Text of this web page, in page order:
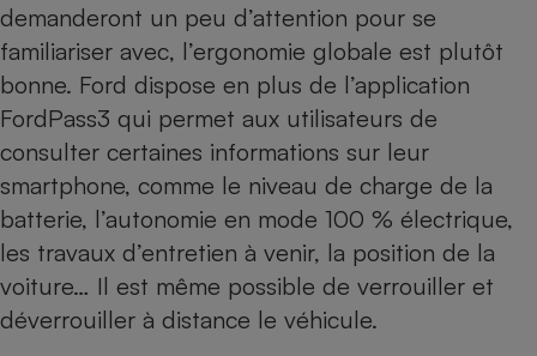
demanderont un peu d’attention pour se
familiariser avec, l’ergonomie globale est plutôt
bonne. Ford dispose en plus de l’application
FordPass3 qui permet aux utilisateurs de
consulter certaines informations sur leur
smartphone, comme le niveau de charge de la
batterie, l’autonomie en mode 100 % électrique,
les travaux d’entretien à venir, la position de la
voiture… Il est même possible de verrouiller et
déverrouiller à distance le véhicule.